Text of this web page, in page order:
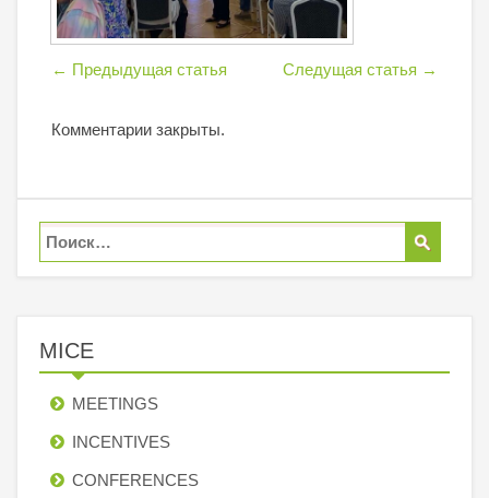
← Предыдущая статья Следущая статья →
Комментарии закрыты.
MICE
MEETINGS
INCENTIVES
СONFERENCES